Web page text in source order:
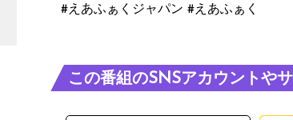
#えあふぁくジャパン #えあふぁく
この番組のSNSアカウントや